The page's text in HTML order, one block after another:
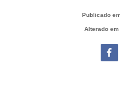
Publicado
Alterado em